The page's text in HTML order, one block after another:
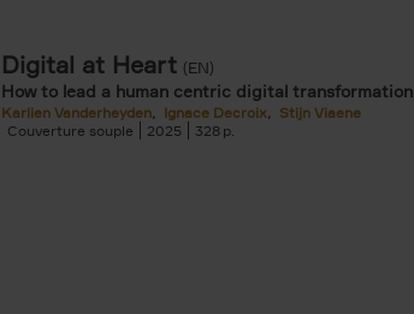
Digital at Heart (EN)
How to lead a human centric digital transformation
Karlien Vanderheyden Ignace Decroix
Stijn Viaene
Couverture souple
2025 328